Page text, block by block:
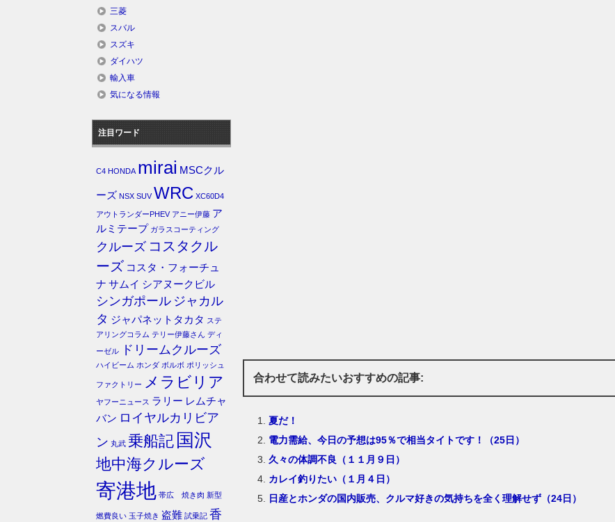
合わせて読みたいおすすめの記事:
夏だ！
電力需給、今日の予想は95％で相当タイトです！（25日）
久々の体調不良（１１月９日）
カレイ釣りたい（１月４日）
日産とホンダの国内販売、クルマ好きの気持ちを全く理解せず（24日）
三菱
スバル
スズキ
ダイハツ
輸入車
気になる情報
注目ワード
C4 HONDA mirai MSCクル
ーズ NSX SUV WRC XC60D4
アウトランダーPHEV アニー伊藤 ア
ルミテープ ガラスコーティング
クルーズ コスタクル
ーズ コスタ・フォーチュ
ナ サムイ シアヌークビル
シンガポール ジャカル
タ ジャパネットタカタ ステ
アリングコラム テリー伊藤さん ディ
ーゼル
ドリームクルーズ
ハイビーム ホンダ ボルボ ポリッシュ
ファクトリー メラビリア
ヤフーニュース ラリー レムチャ
バン ロイヤルカリビア
ン 丸武 乗船記 国沢
地中海クルーズ
寄港地 帯広 焼き肉 新型
燃費良い 玉子焼き 盗難 試乗記 香